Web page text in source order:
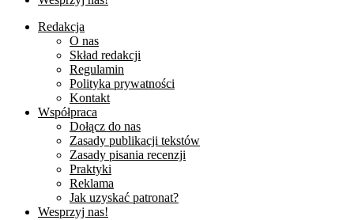
Redakcja
O nas
Skład redakcji
Regulamin
Polityka prywatności
Kontakt
Współpraca
Dołącz do nas
Zasady publikacji tekstów
Zasady pisania recenzji
Praktyki
Reklama
Jak uzyskać patronat?
Wesprzyj nas!